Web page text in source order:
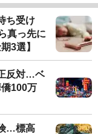
ち受け
真っ先に
3選】
反対…ベ
100万
…標高